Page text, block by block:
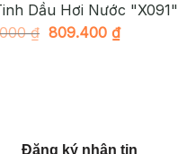
4.400.000 ₫.là:
Dầu Hơi Nước "X091"
₫ Giá
809.400 ₫Giá
Đăng ký nhận tin